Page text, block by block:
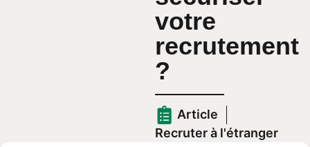
votre
recrutement
?
Article
Recruter à l'étranger